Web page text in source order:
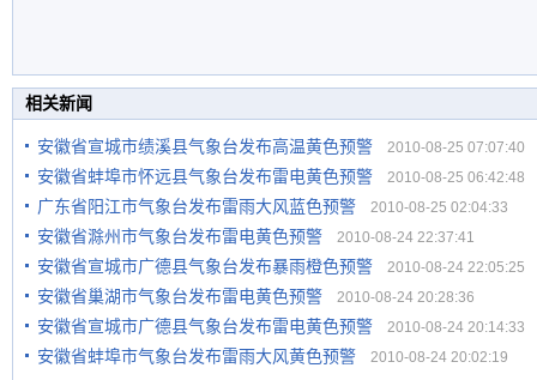
相关新闻
安徽省宣城市绩溪县气象台发布高温黄色预警 2010-08-25 07:07:40
安徽省蚌埠市怀远县气象台发布雷电黄色预警 2010-08-25 06:42:48
广东省阳江市气象台发布雷雨大风蓝色预警 2010-08-25 02:04:33
安徽省滁州市气象台发布雷电黄色预警 2010-08-24 22:37:41
安徽省宣城市广德县气象台发布暴雨橙色预警 2010-08-24 22:05:25
安徽省巢湖市气象台发布雷电黄色预警 2010-08-24 20:28:36
安徽省宣城市广德县气象台发布雷电黄色预警 2010-08-24 20:14:33
安徽省蚌埠市气象台发布雷雨大风黄色预警 2010-08-24 20:02:19